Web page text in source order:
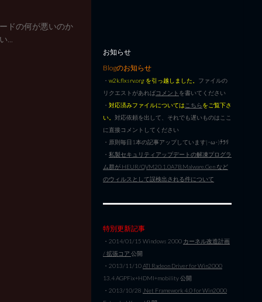
ドの何が悪いのか
お知らせ
Blogのお知らせ
・ w2k.flxsrv.org を引っ越しました。 ファイルの
リクエストがあればコメント を書いてください
・ 対応済みファイルについては こちらをご覧下さ
い。 対応依頼を出して、それでも遅いものはここ
に直接コメントしてください
・原則毎日1本の記事アップしています|･ω･)ﾁﾗﾘ
・ 私製セキュリティアップデートの解凍プログラ
ム群が HEUR/QVM20.1.0A7B.Malware.Gen など
のウィルスとして誤検出される件について
特別更新記事
・2014/01/15 Windows 2000 カーネル改造計画
/ 拡張コア 公開
・2013/11/10ATI Radeon Driver for Win2000
13.4 AGPFix+HDMI+mobility 公開
・2013/10/28 .Net Framework 4.0 for Win2000